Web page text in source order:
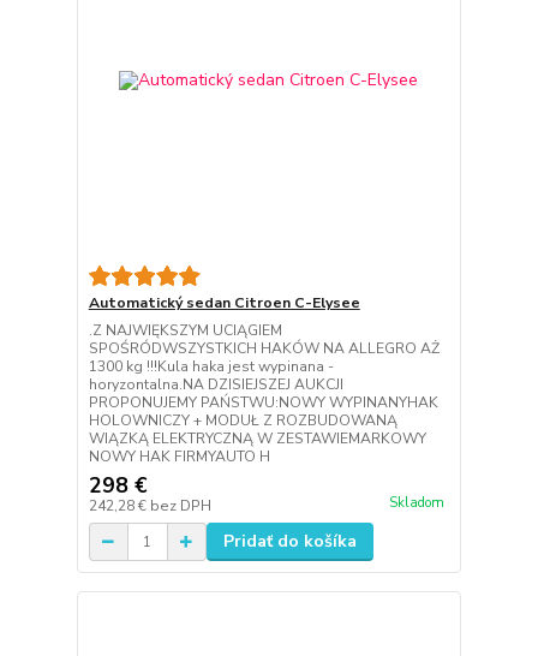
Automatický sedan Citroen C-Elysee
.Z NAJWIĘKSZYM UCIĄGIEM
SPOŚRÓDWSZYSTKICH HAKÓW NA ALLEGRO AŻ
1300 kg !!!Kula haka jest wypinana -
horyzontalna.NA DZISIEJSZEJ AUKCJI
PROPONUJEMY PAŃSTWU:NOWY WYPINANYHAK
HOLOWNICZY + MODUŁ Z ROZBUDOWANĄ
WIĄZKĄ ELEKTRYCZNĄ W ZESTAWIEMARKOWY
NOWY HAK FIRMYAUTO H
298 €
242,28 € bez DPH Skladom
Pridať do košíka